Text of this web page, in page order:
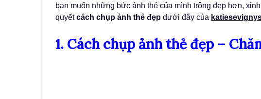
bạn muốn những bức ảnh thẻ của mình trông đẹp hơn,
quyếtcách chụp ảnh thẻ đẹp dưới đây của
1. Cách chụp ảnh thẻ đẹp –